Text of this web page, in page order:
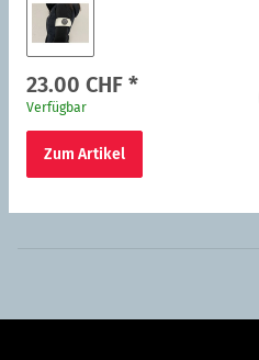
23.00 CHF *
Verfügbar
Zum Artikel